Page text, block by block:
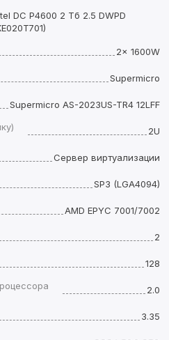
DC P4600 2 Тб 2.5 DWPD
2x 1600W
Supermicro
Supermicro AS-2023US-TR4 12LFF
2U
Сервер виртуализации
SP3 (LGA4094)
AMD EPYC 7001/7002
2
128
2.0
3.35